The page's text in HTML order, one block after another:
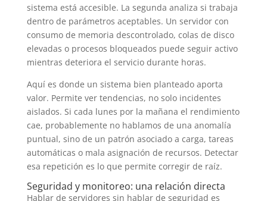
sistema está accesible. La segunda analiza si trabaja
dentro de parámetros aceptables. Un servidor con
consumo de memoria descontrolado, colas de disco
elevadas o procesos bloqueados puede seguir activo
mientras deteriora el servicio durante horas.
Aquí es donde un sistema bien planteado aporta
valor. Permite ver tendencias, no solo incidentes
aislados. Si cada lunes por la mañana el rendimiento
cae, probablemente no hablamos de una anomalía
puntual, sino de un patrón asociado a carga, tareas
automáticas o mala asignación de recursos. Detectar
esa repetición es lo que permite corregir de raíz.
Seguridad y monitoreo: una relación directa
Hablar de servidores sin hablar de seguridad es